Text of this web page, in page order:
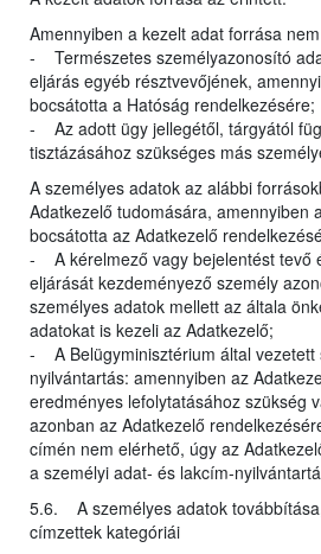
Amennyiben a kezelt adat forrása
- Természetes személyazonosító
eljárás egyéb résztvevőjének,
bocsátotta a Hatóság rendelkezésére;
- Az adott ügy jellegétől, tárgyától
tisztázásához szükséges más
A személyes adatok az alábbi
Adatkezelő tudomására, amennyiben
bocsátotta az Adatkezelő
- A kérelmező vagy bejelentést tevő
eljárását kezdeményező személy
személyes adatok mellett az általa
adatokat is kezeli az Adatkezelő;
- A Belügyminisztérium által vezetett
nyilvántartás: amennyiben az
eredményes lefolytatásához szükség
azonban az Adatkezelő
címén nem elérhető, úgy az
a személyi adat- és lakcím-
5.6. A személyes adatok
címzettek kategóriái